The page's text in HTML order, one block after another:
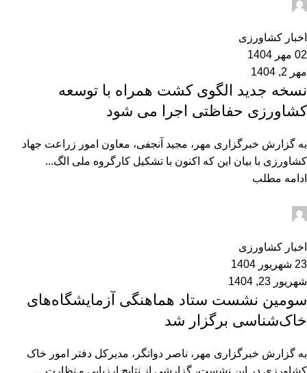
اخبار کشاورزی
02 مهر 1404
مهر 2, 1404
نسخه جدید الگوی کشت همراه با توسعه
کشاورزی حفاظتی اجرا می شود
به گزارش خبرگزاری مهر، مجید آنجفی، معاون امور زراعت جهاد
کشاورزی با بیان این که اکنون با تشکیل کارگروه ملی الگ...
ادامه مطلب
اخبار کشاورزی
23 شهریور 1404
شهریور 23, 1404
سومین نشست ستاد هماهنگی آزمایشگاه‌های
خاک‌شناسی برگزار شد
به گزارش خبرگزاری مهر، ناصر دواتگر، مدیرکل دفتر امور خاک
کشاورزی در این نشست، گزارشی از نتایج ارزیابی و نظارت ...